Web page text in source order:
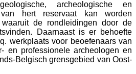
archeologische en
hert reservaat kan worden
de rondleidingen door de
Daarnaast is er behoefte
werkplaats voor beoefenaars van
en professionele archeologen en
Belgisch grensgebied van Oost-